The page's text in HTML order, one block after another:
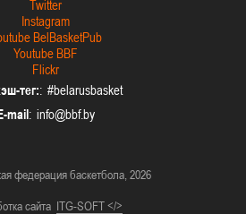
Twitter
Instagram
BelBasketPub
Youtube BBF
Flickr
тег:: #belarusbasket
mail:
федерация баскетбола, 2026
сайта ITG-SOFT </>